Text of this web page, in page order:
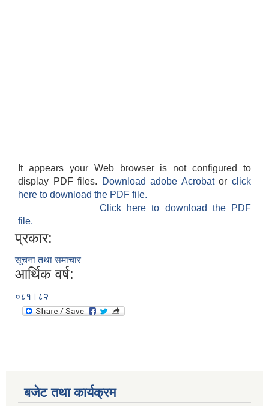
It appears your Web browser is not configured to
display PDF files.
Download adobe Acrobatorclick
here to download the PDF file.
Click here to download the PDF
file.
प्रकार:
सूचना तथा समाचार
आर्थिक वर्ष:
०८१।८२
बजेट तथा कार्यक्रम